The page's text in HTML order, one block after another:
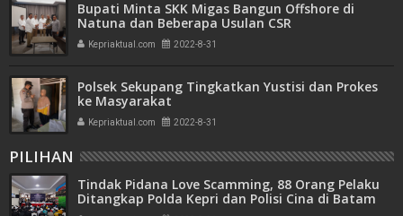
Bupati Minta SKK Migas Bangun Offshore di
Natuna dan Beberapa Usulan CSR
Kepriaktual.com 2022-8-31
Polsek Sekupang Tingkatkan Yustisi dan Prokes
ke Masyarakat
Kepriaktual.com 2022-8-31
PILIHAN
Tindak Pidana Love Scamming, 88 Orang Pelaku
Ditangkap Polda Kepri dan Polisi Cina di Batam